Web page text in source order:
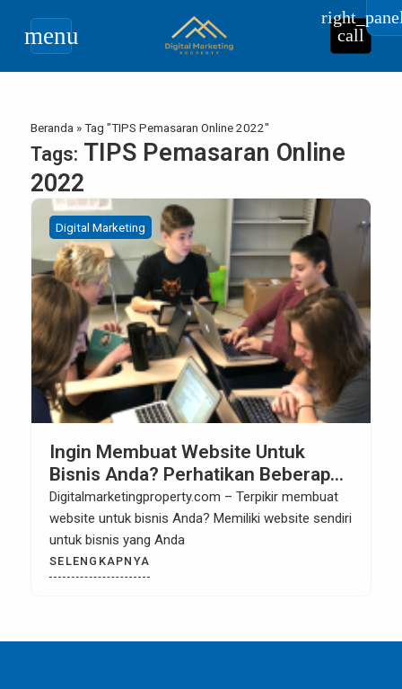
menu call
Beranda »Tag "TIPS Pemasaran Online 2022"
Tags: TIPS Pemasaran Online
2022
Digital Marketing
Ingin Membuat Website Untuk
Bisnis Anda? Perhatikan Beberapa
Hal Berikut.
Digitalmarketingproperty.com – Terpikir membuat
website untuk bisnis Anda? Memiliki website sendiri
untuk bisnis yang Anda
SELENGKAPNYA